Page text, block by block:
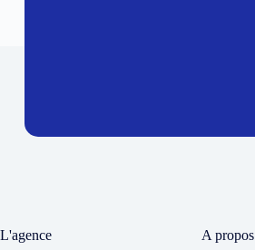
L'agence A propos